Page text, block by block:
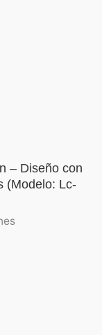
– Diseño con
(Modelo: Lc-